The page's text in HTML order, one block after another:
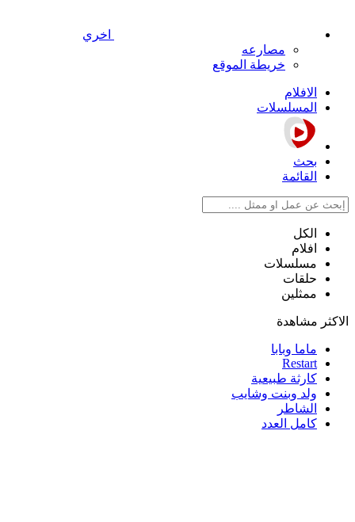
اخري
مصارعه
خريطة الموقع
الافلام
المسلسلات
بحث
القائمة
الكل
افلام
مسلسلات
حلقات
ممثلين
الاكثر مشاهدة
ماما وبابا
Restart
كارثة طبيعية
ولد وبنت وشايب
الشاطر
كامل العدد